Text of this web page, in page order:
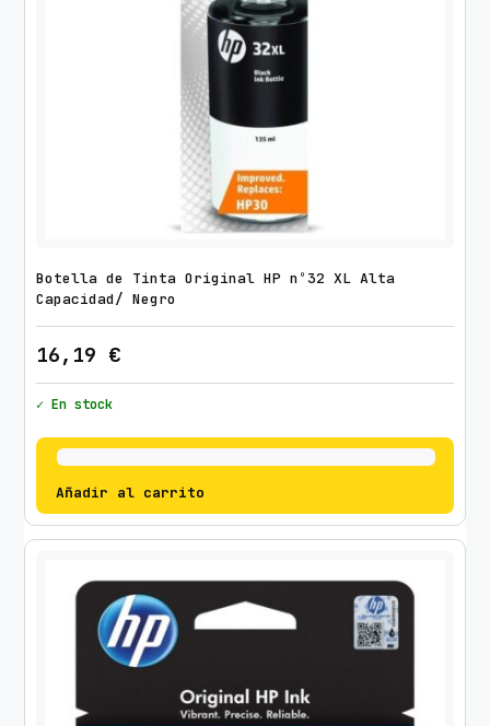
Botella de Tinta Original HP nº32 XL Alta
Capacidad/ Negro
16,19 €
✓ En stock
Añadir al carrito